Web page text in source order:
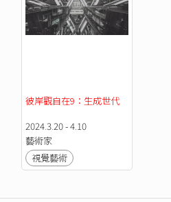
彼岸觀自在9：生成世代
2024.3.20 - 4.10
藝術家
視覺藝術